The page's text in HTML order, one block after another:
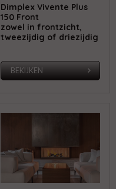
Dimplex Vivente Plus
150 Front
zowel in frontzicht,
tweezijdig of driezijdig
BEKIJKEN